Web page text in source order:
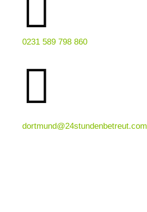

0231 589 798 860

dortmund@24stundenbetreut.com